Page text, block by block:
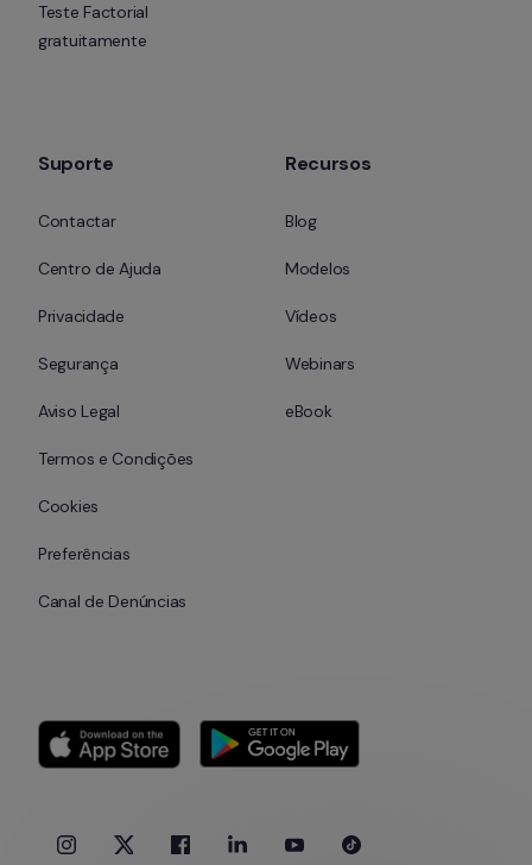
Teste Factorial
gratuitamente
Suporte
Contactar
Centro de Ajuda
Privacidade
Segurança
Aviso Legal
Termos e Condições
Cookies
Preferências
Canal de Denúncias
Recursos
Blog
Modelos
Vídeos
Webinars
eBook